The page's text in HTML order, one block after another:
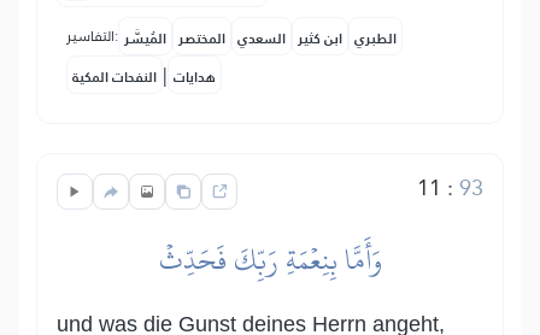
التفاسير: المُيسَّر المختصر السعدي ابن كثير الطبري
النفحات المكية | هدايات
11 :93
وَأَمَّا بِنِعۡمَةِ رَبِّكَ فَحَدِّثۡ
und was die Gunst deines Herrn angeht,